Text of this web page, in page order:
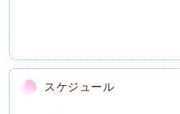
スケジュール